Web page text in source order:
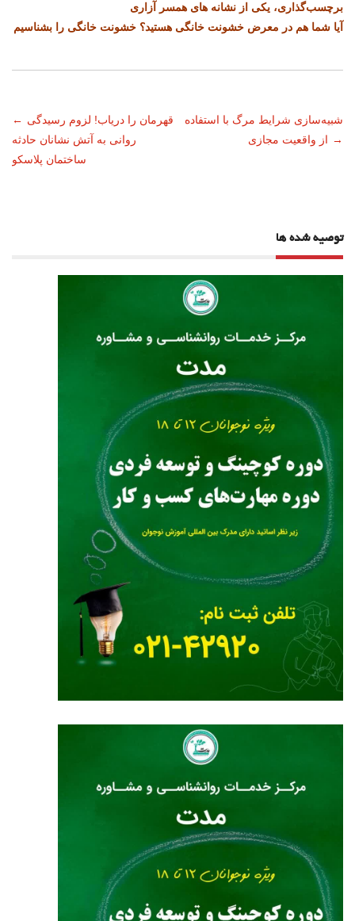
برچسب‌گذاری، یکی از نشانه های همسر آزاری
آیا شما هم در معرض خشونت خانگی هستید؟ خشونت خانگی را بشناسیم
ناوبری
نوشته
← قهرمان را دریاب! لزوم رسیدگی
روانی به آتش نشانان حادثه
ساختمان پلاسکو
شبیه‌سازی شرایط مرگ با استفاده
از واقعیت مجازی →
توصیه شده ها